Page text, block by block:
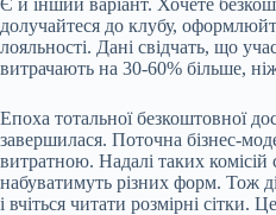
долучайтеся до клубу,
лояльності. Дані свідчать, що
витрачають на 30-60% більше,
Епоха тотальної безкоштовної
завершилася. Поточна бізнес-
витратною. Надалі таких
набуватимуть різних форм. Тож
і вчіться читати розмірні сітки.